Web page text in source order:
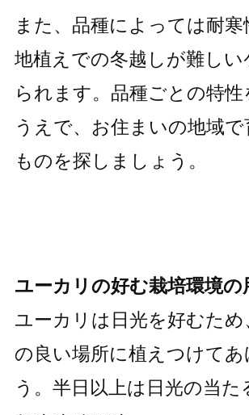
また、品種によっては耐寒
地植えでの冬越しが難しい
られます。品種ごとの特性
うえで、お住まいの地域
ものを探しましょう。
ユーカリの好む栽培環境の
ユーカリは日光を好むため
の良い場所に植えつけてあ
う。半日以上は日光の当た